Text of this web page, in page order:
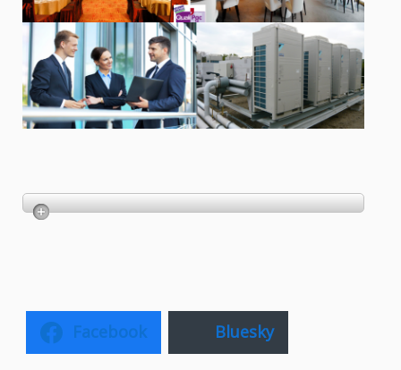
Facebook Bluesky